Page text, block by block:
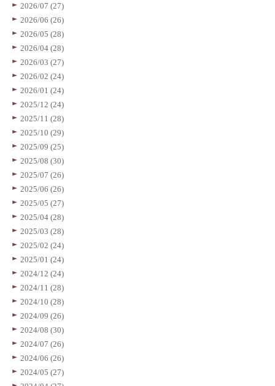
2026/07 (27)
2026/06 (26)
2026/05 (28)
2026/04 (28)
2026/03 (27)
2026/02 (24)
2026/01 (24)
2025/12 (24)
2025/11 (28)
2025/10 (29)
2025/09 (25)
2025/08 (30)
2025/07 (26)
2025/06 (26)
2025/05 (27)
2025/04 (28)
2025/03 (28)
2025/02 (24)
2025/01 (24)
2024/12 (24)
2024/11 (28)
2024/10 (28)
2024/09 (26)
2024/08 (30)
2024/07 (26)
2024/06 (26)
2024/05 (27)